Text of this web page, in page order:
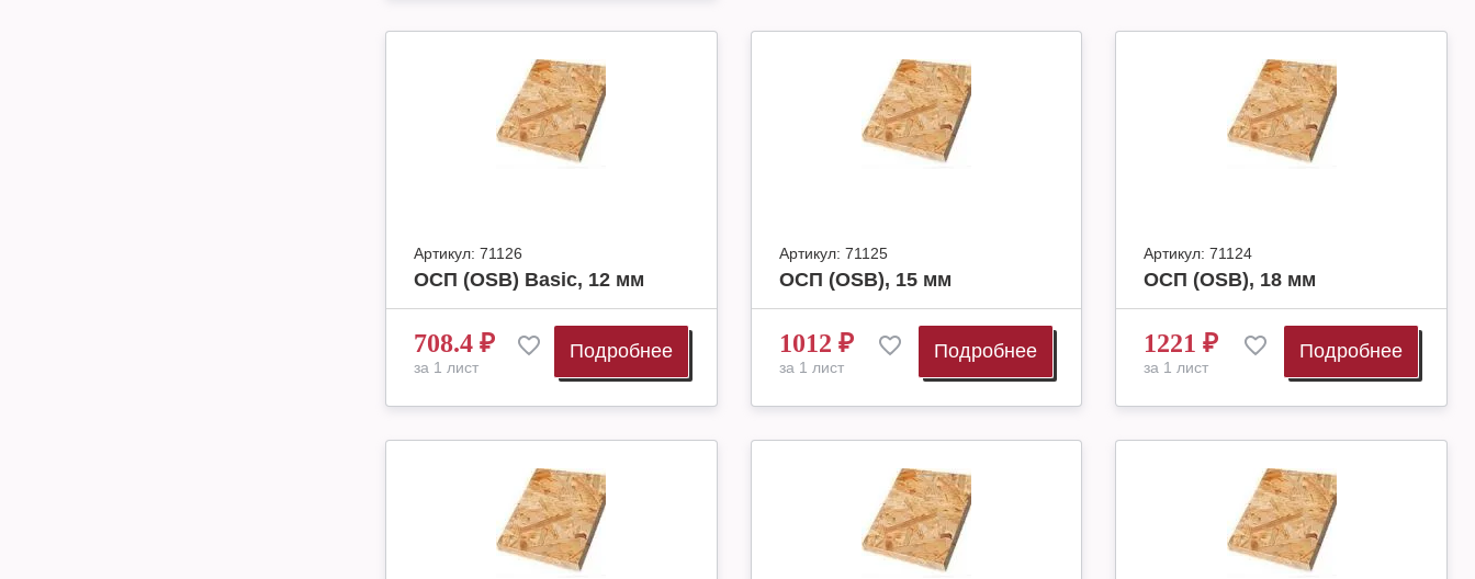
Артикул: 71126
ОСП (OSB) Basic, 12 мм
708.4 ₽
за 1 лист
Подробнее
Артикул: 71125
ОСП (OSB), 15 мм
1012 ₽
за 1 лист
Подробнее
Артикул: 71124
ОСП (OSB), 18 мм
1221 ₽
за 1 лист
Подробнее